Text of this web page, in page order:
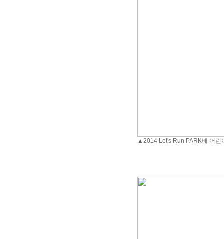
▲2014 Let's Run PARK배 어린